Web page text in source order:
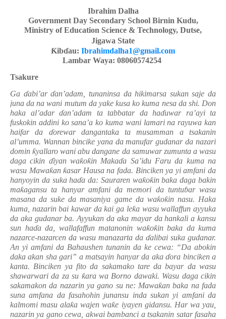
Ibrahim Dalha
Government Day Secondary School Birnin Kudu,
Ministry of Education Science & Technology, Dutse,
Jigawa State
Ƙibɗau: Ibrahimdalha1@gmail.com
Lambar Waya: 08060574254
Tsakure
Ga ɗabi’arɗan’adam, tunaninsa da hikimarsa sukan saje da
juna da na wani mutum da yake kusa ko kuma nesa da shi. Don
haka al’adar ɗan’adam ta tabbatar da haɗuwar ra’ayi ta
fuskokin addini ko sana’a ko kuma wani lamari na rayuwa kan
haifar da ɗorewar dangantaka ta musamman a tsakanin
al’umma. Wannan bincike yana da manufar gudanar da nazari
dominƙyallaro wani abu dangane da samuwar zumunta a wasu
daga cikin ɗiyan waƙoƙin Makaɗa Sa’idu Faru da kuma na
wasu Mawaƙanƙasar Hausa na fada. Binciken ya yi amfani da
hanyoyin da suka haɗa da: Sauraren waƙoƙin baka daga bakin
maƙagansu ta hanyar amfani da memori da tuntuɓar wasu
masana da suke da masaniya game da waƙoƙin nasu. Haka
kuma, nazarin bai kawar da kai ga leƙa wasu wallaffun ayyuka
da aka gudanar ba. Ayyukan da aka mayar da hankali a kansu
sun haɗa da, wallafaffun matanonin waƙoƙin baka da kuma
nazarce-nazarcen da wasu manazarta da ɗalibai suka gudanar.
An yi amfani da Bahaushen tunanin da ke cewa: “Da abokin
daka akan sha gari” a matsayin hanyar da akaɗora binciken a
kanta. Binciken ya fito da sakamako tare da bayar da wasu
shawarwari da za su ƙara wa Borno dawaki. Wasu daga cikin
sakamakon da nazarin ya gano su ne: Mawaƙan baka na fada
suna amfana da fasahohin junansu inda sukan yi amfani da
kalmomi masu alaƙa wajen waƙe iyayen gidansu. Har wa yau,
nazarin ya gano cewa, akwai bambanci a tsakanin satar fasaha